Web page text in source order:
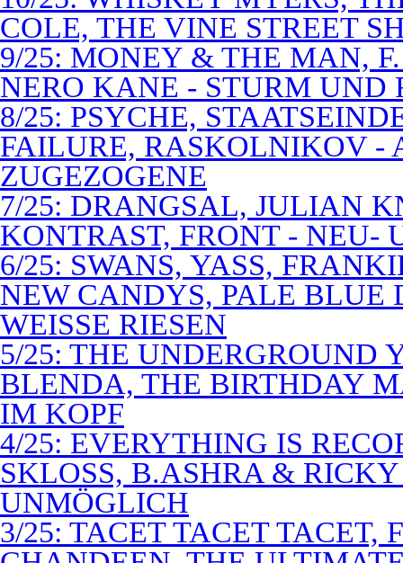
COLE, THE VINE STREET
9/25: MONEY & THE MAN,
NERO KANE - STURM UND
8/25: PSYCHE,
FAILURE, RASKOLNIKOV -
ZUGEZOGENE
7/25: DRANGSAL, JULIAN
KONTRAST, FRONT - NEU-
6/25: SWANS, YASS,
NEW CANDYS, PALE BLUE
WEISSE RIESEN
5/25: THE UNDERGROUND
BLENDA, THE BIRTHDAY
IM KOPF
4/25: EVERYTHING IS
SKLOSS, B.ASHRA &
UNMÖGLICH
3/25: TACET TACET TACET,